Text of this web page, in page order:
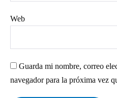
Web
Guarda mi nombre, correo
navegador para la próxima vez